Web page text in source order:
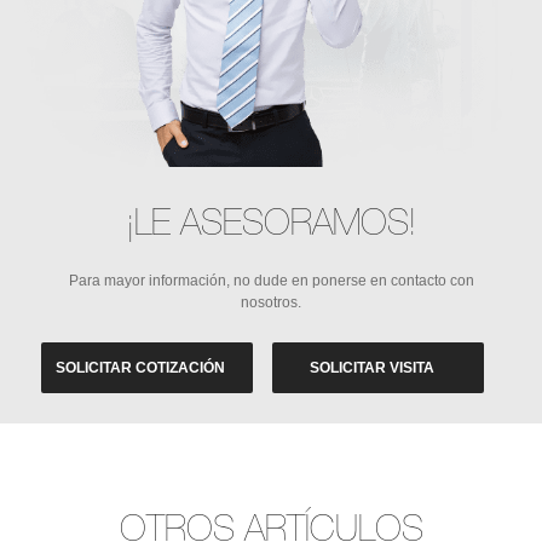
¡LE ASESORAMOS!
Para mayor información, no dude en ponerse en contacto con
nosotros.
SOLICITAR COTIZACIÓN SOLICITAR VISITA
OTROS ARTÍCULOS